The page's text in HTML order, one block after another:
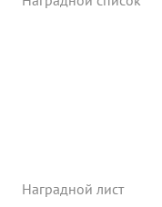
точно вышел на
задания были
танка, 3 орудия
Наградной лист